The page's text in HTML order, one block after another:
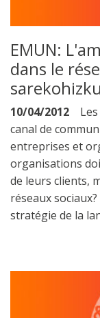
EMUN:
dans le
10/04/2012
canal de
entreprises et
organisations
de leurs clients,
réseaux
stratégie de la